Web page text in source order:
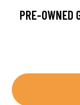
PRE-OWNED